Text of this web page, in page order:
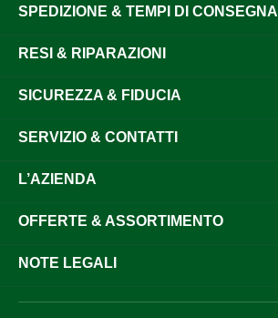
SPEDIZIONE & TEMPI DI CONSEGNA
RESI & RIPARAZIONI
SICUREZZA & FIDUCIA
SERVIZIO & CONTATTI
L’AZIENDA
OFFERTE & ASSORTIMENTO
NOTE LEGALI